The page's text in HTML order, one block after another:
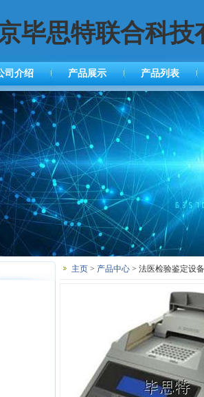
毕思特联合科技
司介绍 产品展示 产品列表
主页 > 产品中心 > 法医检验鉴定设